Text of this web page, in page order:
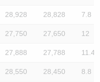
28,928 28,828 7.8
27,750 27,650 12
27,888 27,788 11.4
28,550 28,450 8.8